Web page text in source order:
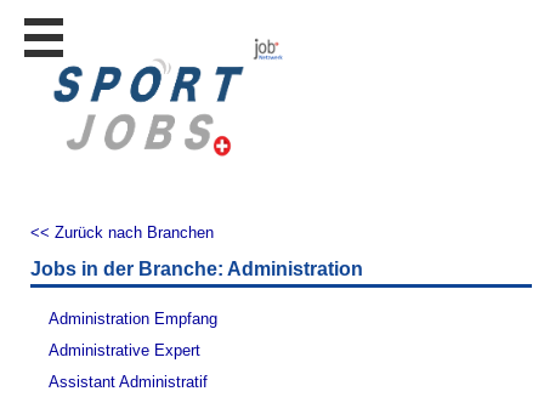
Stellen
finden
inserieren
Personalberatungen
Tipp's
WERBUNG
JOB-
<< Zurück nach Branchen
Jobs in der Branche: Administration
Administration Empfang
Administrative Expert
Assistant Administratif